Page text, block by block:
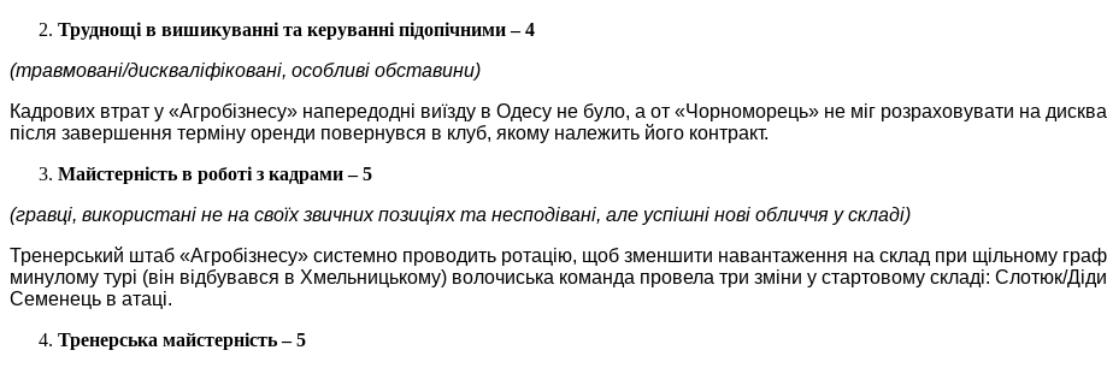
Труднощі в вишикуванні та керуванні підопічними – 4
(травмовані/дискваліфіковані, особливі обставини)
Кадрових втрат у «Агробізнесу» напередодні виїзду в Одесу не було, а от «Чорноморець» не міг розраховувати на
після завершення терміну оренди повернувся в клуб, якому належить його контракт.
Майстерність в роботі з кадрами – 5
(гравці, використані не на своїх звичних позиціях та несподівані, але успішні нові обличчя у складі)
Тренерський штаб «Агробізнесу» системно проводить ротацію, щоб зменшити навантаження на склад при щільному
минулому турі (він відбувався в Хмельницькому) волочиська команда провела три зміни у стартовому складі: Слотюк/
Семенець в атаці.
Тренерська майстерність – 5